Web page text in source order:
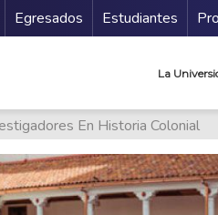
Secundario
Egresados Estudiantes
La
En Historia Colonial